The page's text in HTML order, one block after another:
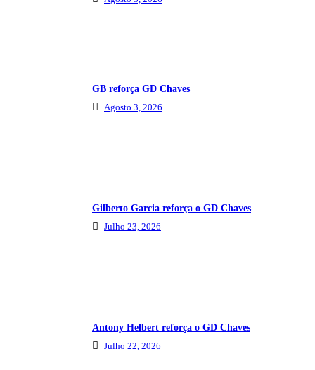
GB reforça GD Chaves
Agosto 3, 2026
Gilberto Garcia reforça o GD Chaves
Julho 23, 2026
Antony Helbert reforça o GD Chaves
Julho 22, 2026